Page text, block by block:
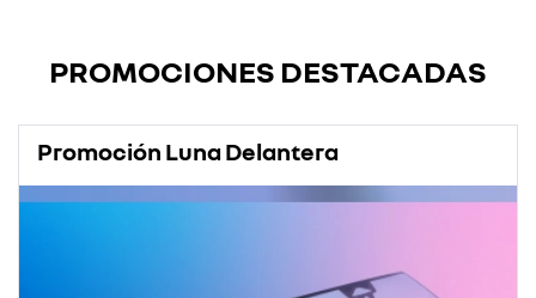
PROMOCIONES DESTACADAS
Promoción Luna Delantera